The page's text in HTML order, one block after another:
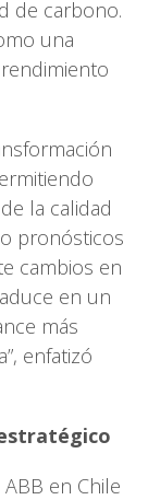
de carbono.
una
la calidad
pronósticos
cambios en
en un
más
enfatizó
en Chile